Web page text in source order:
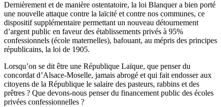
Dernièrement et de manière ostentatoire, la loi Blanquer a bien porté
une nouvelle attaque contre la laïcité et contre nos communes, ce
dispositif supplémentaire permettant un nouveau détournement
d’argent public en faveur des établissements privés à 95%
confessionnels (école maternelles), bafouant, au mépris des principes
républicains, la loi de 1905.
Lorsqu’on se dit être une République Laïque, que penser du
concordat d’Alsace-Moselle, jamais abrogé et qui fait endosser aux
citoyens de la République le salaire des pasteurs, rabbins et des
prêtres ? Que devons-nous penser du financement public des écoles
privées confessionnelles ?